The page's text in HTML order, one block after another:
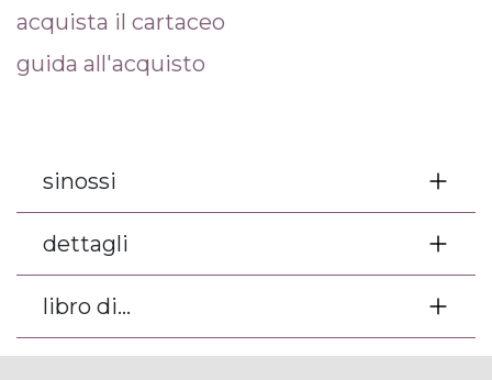
acquista il cartaceo
guida all'acquisto
sinossi
dettagli
libro di...